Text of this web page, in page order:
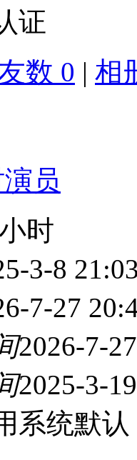
证
数 0 | 相
员
时
3-8
7-27
2026-7-
2025-3-
系统默认